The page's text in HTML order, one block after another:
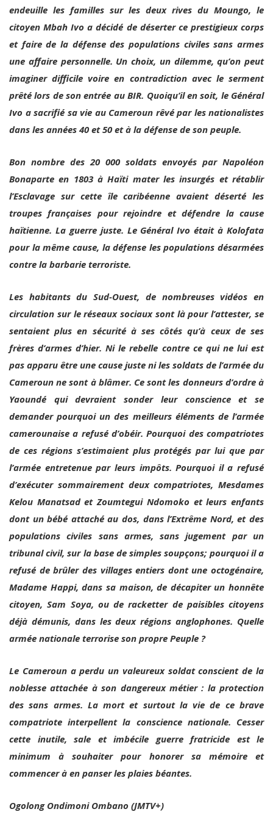
citoyen Mbah Ivo a décidé de déserter ce prestigieux corps
et faire de la défense des populations civiles sans armes
une affaire personnelle. Un choix, un dilemme, qu’on peut
imaginer difficile voire en contradiction avec le serment
prêté lors de son entrée au BIR. Quoiqu’il en soit, le Général
Ivo a sacrifié sa vie au Cameroun rêvé par les nationalistes
dans les années 40 et 50 et à la défense de son peuple.
Bonaparte en 1803 à Haïti mater les insurgés et rétablir
l’Esclavage sur cette île caribéenne avaient déserté les
troupes françaises pour rejoindre et défendre la cause
haïtienne. La guerre juste. Le Général Ivo était à Kolofata
pour la même cause, la défense les populations désarmées
contre la barbarie terroriste.
circulation sur le réseaux sociaux sont là pour l’attester, se
sentaient plus en sécurité à ses côtés qu’à ceux de ses
frères d’armes d’hier. Ni le rebelle contre ce qui ne lui est
pas apparu être une cause juste ni les soldats de l’armée du
Cameroun ne sont à blâmer. Ce sont les donneurs d’ordre à
Yaoundé qui devraient sonder leur conscience et se
demander pourquoi un des meilleurs éléments de l’armée
camerounaise a refusé d’obéir. Pourquoi des compatriotes
de ces régions s’estimaient plus protégés par lui que par
l’armée entretenue par leurs impôts. Pourquoi il a refusé
d’exécuter sommairement deux compatriotes, Mesdames
Kelou Manatsad et Zoumtegui Ndomoko et leurs enfants
dont un bébé attaché au dos, dans l’Extrême Nord, et des
populations civiles sans armes, sans jugement par un
tribunal civil, sur la base de simples soupçons; pourquoi il a
refusé de brûler des villages entiers dont une octogénaire,
Madame Happi, dans sa maison, de décapiter un honnête
citoyen, Sam Soya, ou de racketter de paisibles citoyens
déjà démunis, dans les deux régions anglophones. Quelle
armée nationale terrorise son propre Peuple ?
noblesse attachée à son dangereux métier : la protection
des sans armes. La mort et surtout la vie de ce brave
compatriote interpellent la conscience nationale. Cesser
cette inutile, sale et imbécile guerre fratricide est le
minimum à souhaiter pour honorer sa mémoire et
commencer à en panser les plaies béantes.